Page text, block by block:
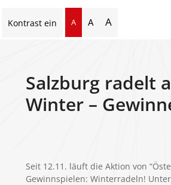
Kontrast ein A A A
Salzburg radelt
Winter –
Seit 12.11. läuft die Aktion von
Gewinnspielen: Winterradeln!